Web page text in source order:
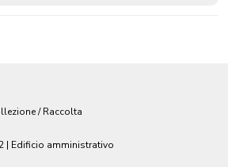
/ Raccolta
| Edificio amministrativo